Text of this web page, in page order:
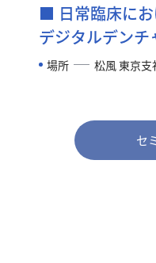
■ 日常臨床に
デジタルデンチ
場所 松風 東京支
セ